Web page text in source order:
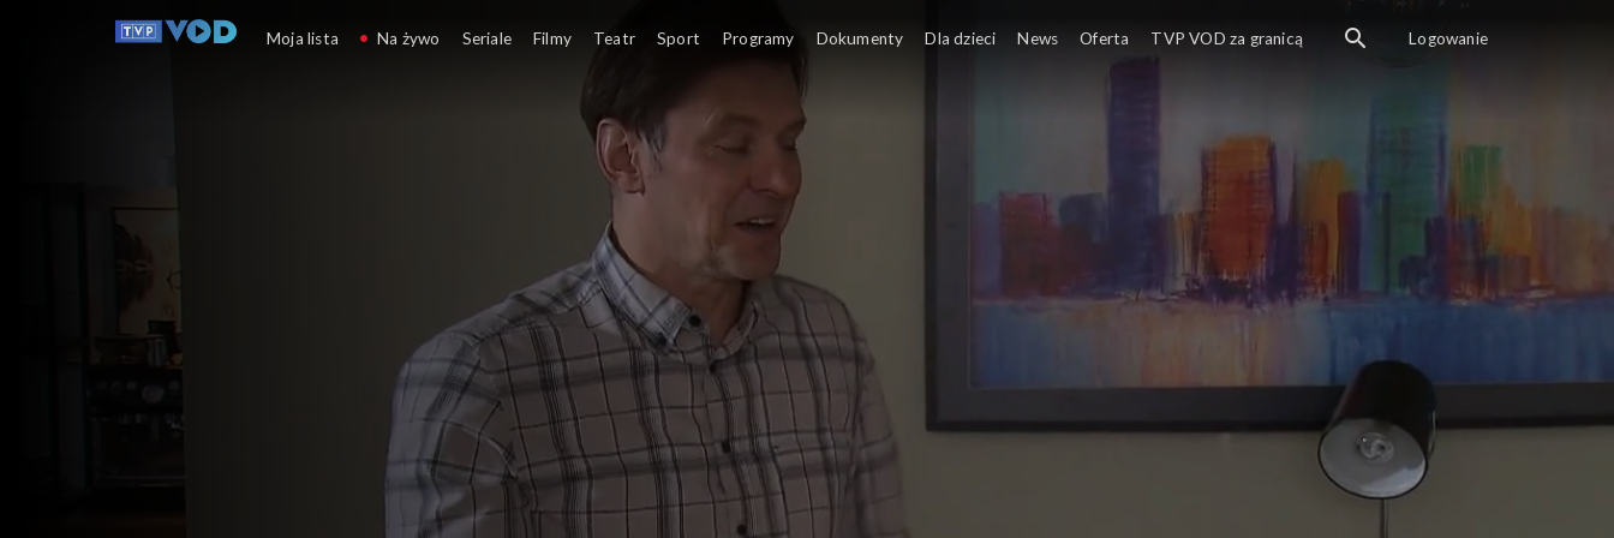
Klan
Moja lista Na żywo Seriale Filmy Teatr Sport Programy Dokumenty Dla dzieci News Oferta TVP VOD za granicą Logowanie